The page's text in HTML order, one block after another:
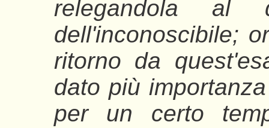
relegandola al
dell'inconoscibile;
ritorno da
dato più
per un certo